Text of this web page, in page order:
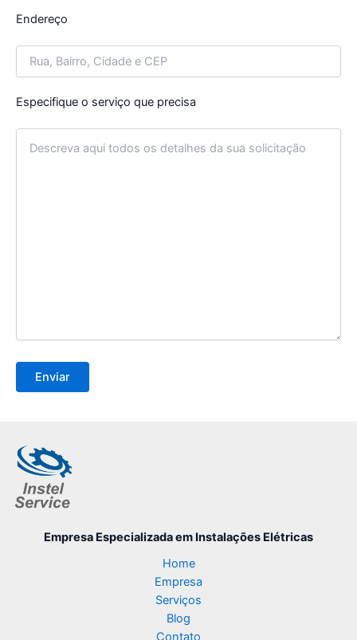
Endereço
Especifique o serviço que precisa
Empresa Especializadaem Instalações Elétricas
Home
Empresa
Serviços
Blog
Contato